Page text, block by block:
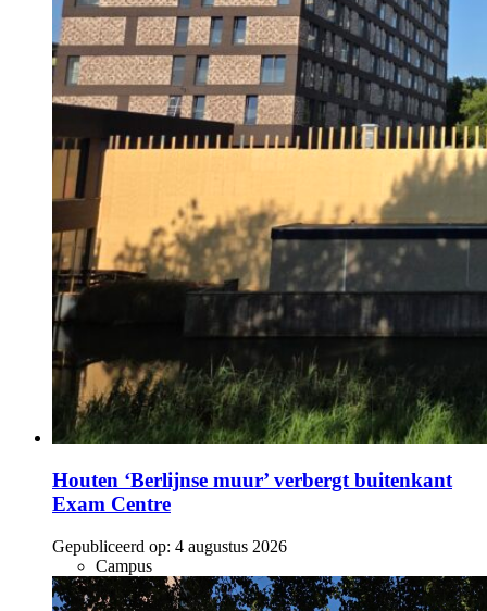
Houten ‘Berlijnse muur’ verbergt buitenkant
Exam Centre
Gepubliceerd op: 4 augustus 2026
Campus